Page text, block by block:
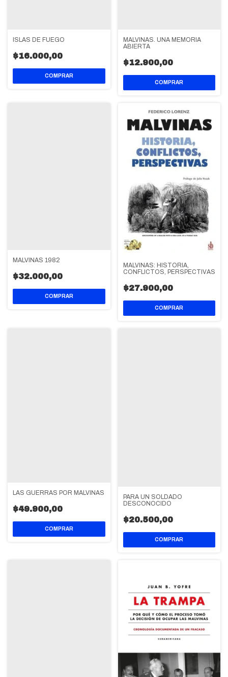
ISLAS DE FUEGO
$16.000,00
MALVINAS. UNA MEMORIA
ABIERTA
$12.900,00
MALVINAS 1982
$32.000,00
MALVINAS: HISTORIA,
CONFLICTOS, PERSPECTIVAS
$27.900,00
LAS GUERRAS POR MALVINAS
$49.900,00
PARA UN SOLDADO
DESCONOCIDO
$20.500,00